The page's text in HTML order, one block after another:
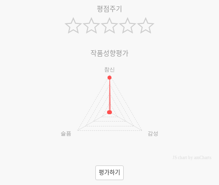
평점주기
작품성향평가
참신
감성
슬픔
JS chart by amCharts
평가하기